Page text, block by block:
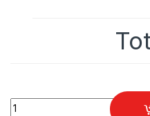
Brieföffner aus Glas mit